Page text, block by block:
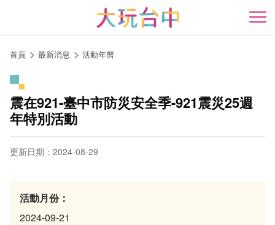
開
首頁 最新消息 活動年曆
震在921-臺中市防災安全季-921震災25週
年特別活動
更新日期：2024-08-29
活動月份：
2024-09-21